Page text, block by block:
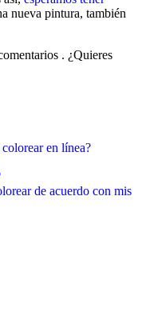
nueva pintura, también
. ¿Quieres
en línea?
de acuerdo con mis